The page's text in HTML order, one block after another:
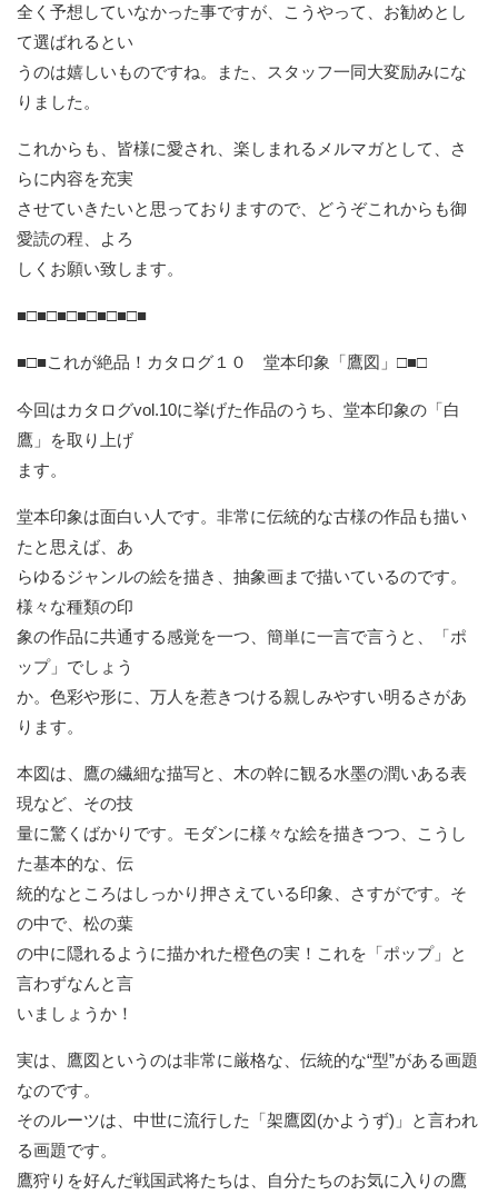
全く予想していなかった事ですが、こうやって、お勧めとし
て選ばれるとい
うのは嬉しいものですね。また、スタッフ一同大変励みにな
りました。
これからも、皆様に愛され、楽しまれるメルマガとして、さ
らに内容を充実
させていきたいと思っておりますので、どうぞこれからも御
愛読の程、よろ
しくお願い致します。
■□■□■□■□■□■□■
■□■これが絶品！カタログ１０ 堂本印象「鷹図」□■□
今回はカタログvol.10に挙げた作品のうち、堂本印象の「白
鷹」を取り上げ
ます。
堂本印象は面白い人です。非常に伝統的な古様の作品も描い
たと思えば、あ
らゆるジャンルの絵を描き、抽象画まで描いているのです。
様々な種類の印
象の作品に共通する感覚を一つ、簡単に一言で言うと、「ポ
ップ」でしょう
か。色彩や形に、万人を惹きつける親しみやすい明るさがあ
ります。
本図は、鷹の繊細な描写と、木の幹に観る水墨の潤いある表
現など、その技
量に驚くばかりです。モダンに様々な絵を描きつつ、こうし
た基本的な、伝
統的なところはしっかり押さえている印象、さすがです。そ
の中で、松の葉
の中に隠れるように描かれた橙色の実！これを「ポップ」と
言わずなんと言
いましょうか！
実は、鷹図というのは非常に厳格な、伝統的な“型”がある画題
なのです。
そのルーツは、中世に流行した「架鷹図(かようず)」と言われ
る画題です。
鷹狩りを好んだ戦国武将たちは、自分たちのお気に入りの鷹